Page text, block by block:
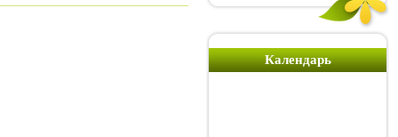
Календарь